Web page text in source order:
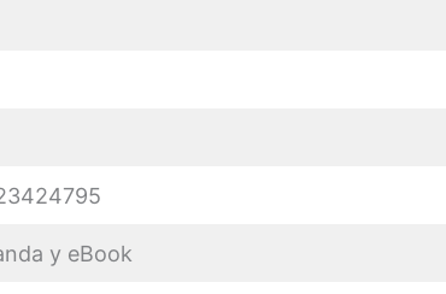
y eBook